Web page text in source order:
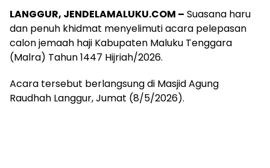
LANGGUR, JENDELAMALUKU.COM – Suasana haru
dan penuh khidmat menyelimuti acara pelepasan
calon jemaah haji Kabupaten Maluku Tenggara
(Malra) Tahun 1447 Hijriah/2026.
Acara tersebut berlangsung di Masjid Agung
Raudhah Langgur, Jumat (8/5/2026).